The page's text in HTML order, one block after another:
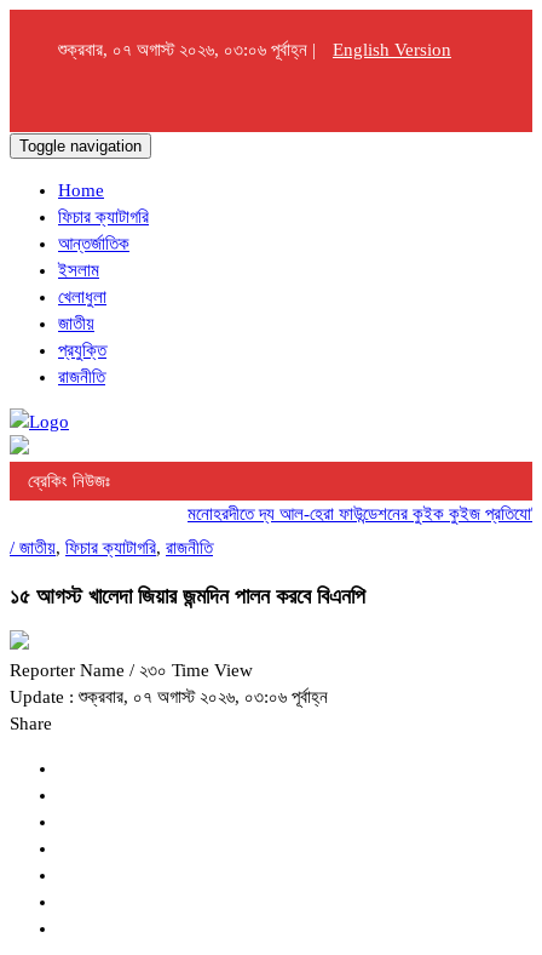
শুক্রবার, ০৭ অগাস্ট ২০২৬, ০৩:০৬ পূর্বাহ্ন | English Version
Toggle navigation
Home
ফিচার ক্যাটাগরি
আন্তর্জাতিক
ইসলাম
খেলাধুলা
জাতীয়
প্রযুক্তি
রাজনীতি
ব্রেকিং নিউজঃ
মনোহরদীতে দ্য আল-হেরা ফাউন্ডেশনের কুইক কুইজ প্রতিযোগিতা
/ জাতীয়, ফিচার ক্যাটাগরি, রাজনীতি
১৫ আগস্ট খালেদা জিয়ার জন্মদিন পালন করবে বিএনপি
Reporter Name / ২৩০ Time View
Update : শুক্রবার, ০৭ অগাস্ট ২০২৬, ০৩:০৬ পূর্বাহ্ন
Share